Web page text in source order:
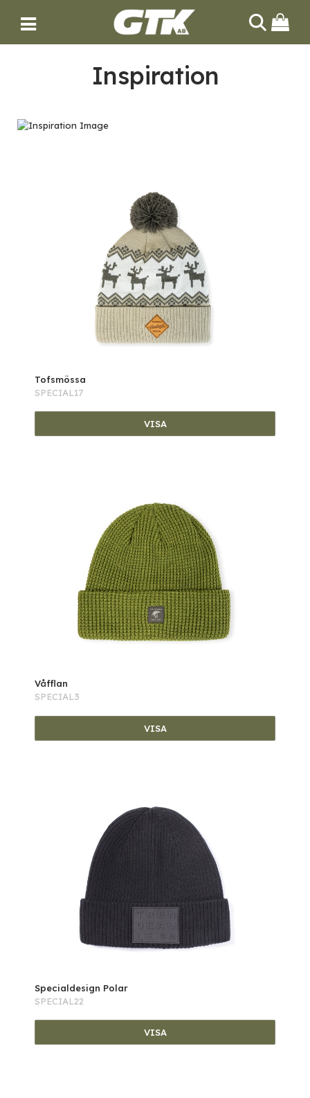
Inspiration
Tofsmössa
SPECIAL17
VISA
Våfflan
SPECIAL3
VISA
Specialdesign Polar
SPECIAL22
VISA